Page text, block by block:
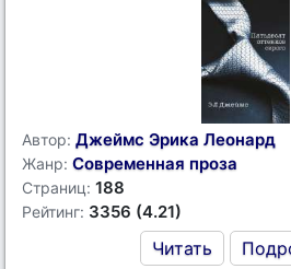
Автор: Джеймс Эрика Леонард
Жанр: Современная проза
Страниц: 188
Рейтинг: 3356 (4.21)
Читать